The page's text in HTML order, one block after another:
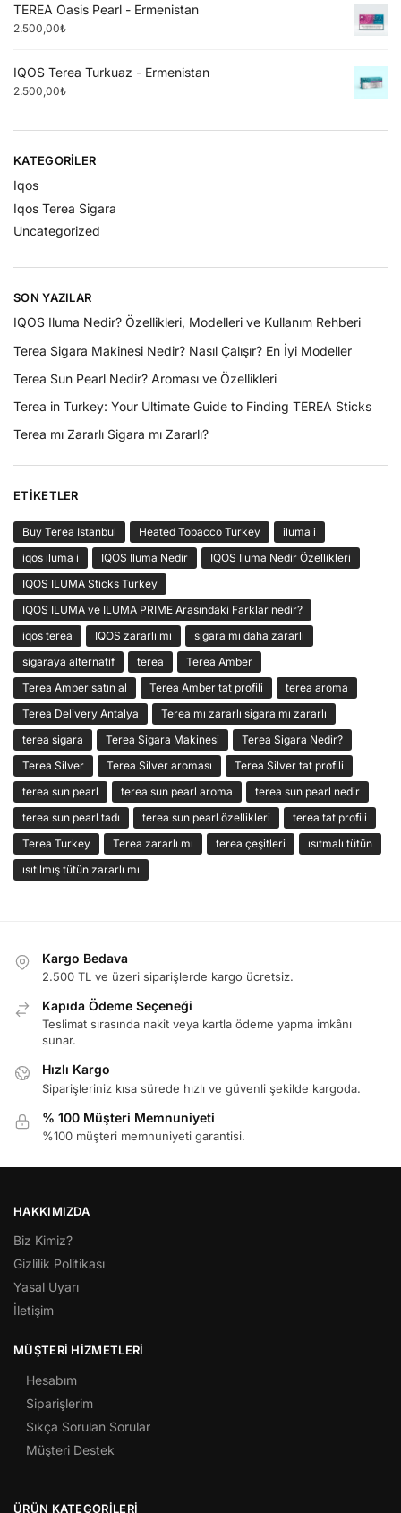
TEREA Oasis Pearl - Ermenistan
2.500,00₺
IQOS Terea Turkuaz - Ermenistan
2.500,00₺
KATEGORILER
Iqos
Iqos Terea Sigara
Uncategorized
SON YAZILAR
IQOS Iluma Nedir? Özellikleri, Modelleri ve Kullanım Rehberi
Terea Sigara Makinesi Nedir? Nasıl Çalışır? En İyi Modeller
Terea Sun Pearl Nedir? Aroması ve Özellikleri
Terea in Turkey: Your Ultimate Guide to Finding TEREA Sticks
Terea mı Zararlı Sigara mı Zararlı?
ETIKETLER
Buy Terea Istanbul Heated Tobacco Turkey
iluma i
iqos iluma i
IQOS Iluma Nedir
IQOS Iluma Nedir Özellikleri
IQOS ILUMA Sticks Turkey
IQOS ILUMA ve ILUMA PRIME Arasındaki Farklar nedir?
iqos terea
IQOS zararlı mı
sigara mı daha zararlı
sigaraya alternatif
terea
Terea Amber
Terea Amber satın al
Terea Amber tat profili
terea aroma
Terea Delivery Antalya
Terea mı zararlı sigara mı zararlı
terea sigara
Terea Sigara Makinesi
Terea Sigara Nedir?
Terea Silver
Terea Silver aroması
Terea Silver tat profili
terea sun pearl
terea sun pearl aroma
terea sun pearl nedir
terea sun pearl tadı
terea sun pearl özellikleri
terea tat profili
Terea Turkey
Terea zararlı mı terea çeşitleri
ısıtmalı tütün
ısıtılmış tütün zararlı mı
Kargo Bedava
2.500 TL ve üzeri siparişlerde kargo ücretsiz.
Kapıda Ödeme Seçeneği
Teslimat sırasında nakit veya kartla ödeme yapma imkânı
sunar.
Hızlı Kargo
Siparişleriniz kısa sürede hızlı ve güvenli şekilde kargoda.
% 100 Müşteri Memnuniyeti
%100 müşteri memnuniyeti garantisi.
HAKKIMIZDA
Biz Kimiz?
Gizlilik Politikası
Yasal Uyarı
İletişim
MÜŞTERI HIZMETLERI
Hesabım
Siparişlerim
Sıkça Sorulan Sorular
Müşteri Destek
ÜRÜN KATEGORILERI